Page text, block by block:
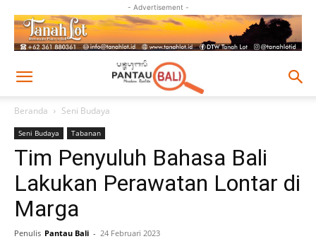
- Advertisement -
Beranda Seni Budaya
Seni Budaya Tabanan
Tim Penyuluh Bahasa Bali
Lakukan Perawatan Lontar di
Marga
Penulis Pantau Bali - 24 Februari 2023